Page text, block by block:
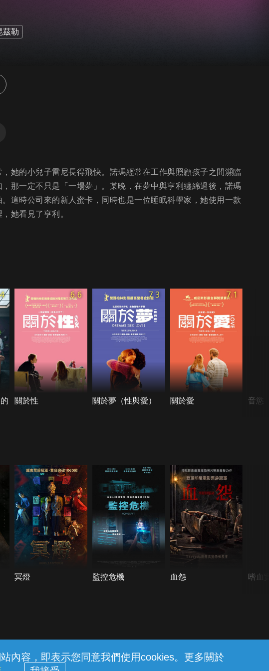
內容，即表示您同意我們使用cookies。更多關於
茲勒
她的小兒子雷尼長得飛快。諾瑪經常在工作與照顧孩子之間瀕臨
那一定不只是「一場夢」。某晚，在夢中與亨利纏綿過後，諾瑪
這時公司來的新人蜜卡，同時也是一位睡眠科學家，她使用一款
她看見了亨利。
6.6
關於性
7.3
關於夢（性與愛）
7.1
關於愛 音慾
冥燈 監控危機 血怨 嗜血